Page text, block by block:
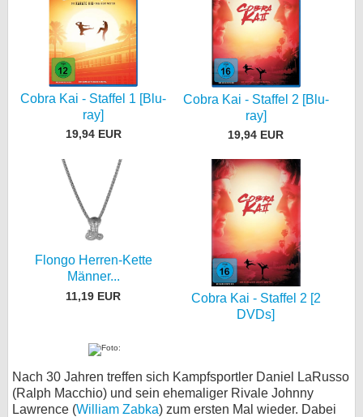
Cobra Kai - Staffel 1 [Blu-
ray]
19,94 EUR
Cobra Kai - Staffel 2 [Blu-
ray]
19,94 EUR
Flongo Herren-Kette
Männer...
11,19 EUR
Cobra Kai - Staffel 2 [2
DVDs]
Nach 30 Jahren treffen sich Kampfsportler Daniel LaRusso
(Ralph Macchio) und sein ehemaliger Rivale Johnny
Lawrence (William Zabka) zum ersten Mal wieder. Dabei